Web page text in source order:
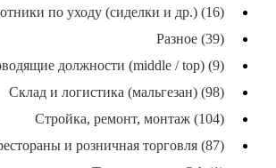
по уходу (сиделки и др.) (16)
Разное (39)
должности (middle / top) (9)
Склад и логистика (мальгезан) (98)
Стройка, ремонт, монтаж (104)
и розничная торговля (87)